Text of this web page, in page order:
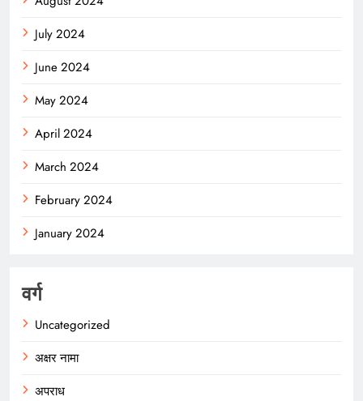
July 2024
June 2024
May 2024
April 2024
March 2024
February 2024
January 2024
वर्ग
Uncategorized
अक्षर नामा
अपराध